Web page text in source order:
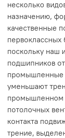
несколько
назначению,
качественные
первоклассных
поскольку наш
подшипников
промышленные
уменьшают
промышленном
потолочных
контакта
трение,